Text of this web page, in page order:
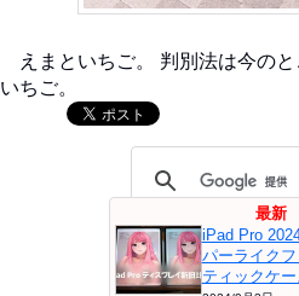
えまといちご。 判別法は今の
いちご。
最新
iPad Pro
パーライク
ティックケー